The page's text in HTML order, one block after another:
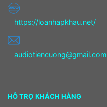
https://loanhapkhau.net/
audiotiencuong@gmail.com
HỖ TRỢ KHÁCH HÀNG